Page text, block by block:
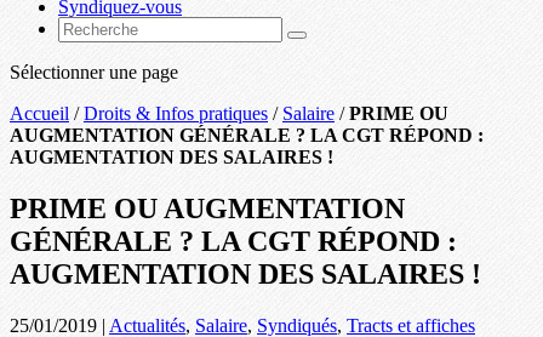
Syndiquez-vous
Sélectionner une page
Accueil /Droits & Infos pratiques / Salaire /PRIME OU
AUGMENTATION GÉNÉRALE ? LA CGT RÉPOND :
AUGMENTATION DES SALAIRES !
PRIME OU AUGMENTATION
GÉNÉRALE ? LA CGT RÉPOND :
AUGMENTATION DES SALAIRES !
25/01/2019 | Actualités, Salaire, Syndiqués, Tracts et affiches